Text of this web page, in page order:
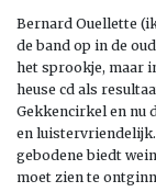
Bernard Ouellette
de band op in de
het sprookje, maar
heuse cd als
Gekkencirkel en nu
en
gebodene biedt
moet zien te